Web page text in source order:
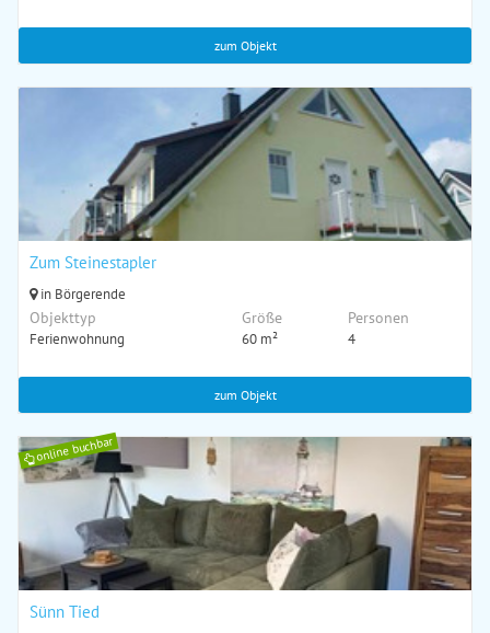
zum Objekt
Zum Steinestapler
in Börgerende
Objekttyp
Ferienwohnung
Größe
60 m²
Personen
4
zum Objekt
online buchbar
Sünn Tied